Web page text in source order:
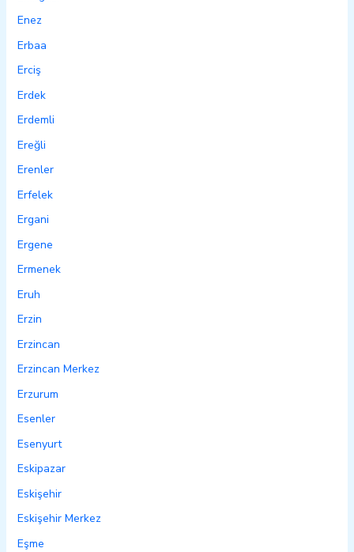
Enez
Erbaa
Erciş
Erdek
Erdemli
Ereğli
Erenler
Erfelek
Ergani
Ergene
Ermenek
Eruh
Erzin
Erzincan
Erzincan Merkez
Erzurum
Esenler
Esenyurt
Eskipazar
Eskişehir
Eskişehir Merkez
Eşme